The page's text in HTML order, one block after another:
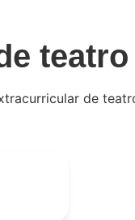
teatro
de